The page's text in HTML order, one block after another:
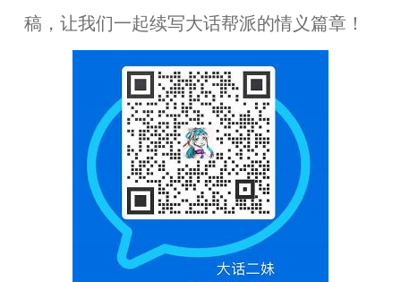
稿，让我们一起续写大话帮派的情义篇章！